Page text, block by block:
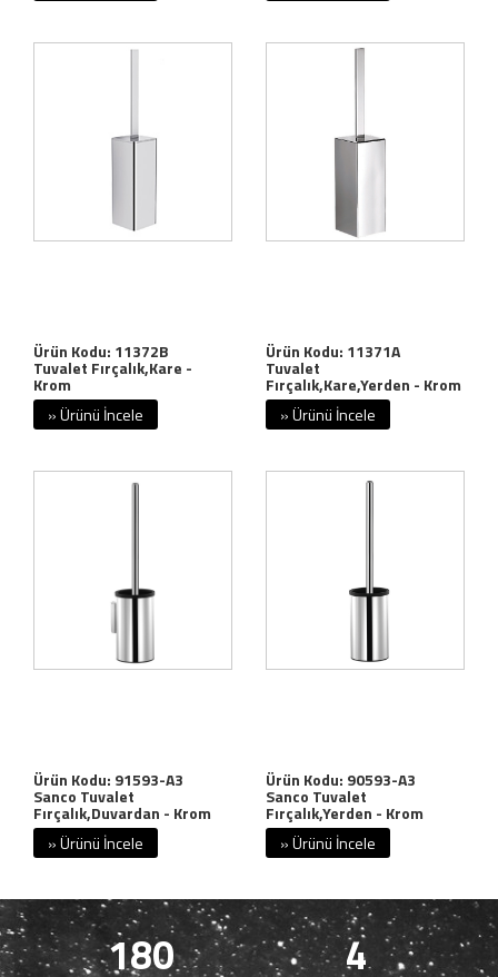
Ürün Kodu: 11372B
Tuvalet Fırçalık,Kare -
Krom
» Ürünü İncele
Ürün Kodu: 11371A
Tuvalet
Fırçalık,Kare,Yerden - Krom
» Ürünü İncele
Ürün Kodu: 91593-A3
Sanco Tuvalet
Fırçalık,Duvardan - Krom
» Ürünü İncele
Ürün Kodu: 90593-A3
Sanco Tuvalet
Fırçalık,Yerden - Krom
» Ürünü İncele
180 4